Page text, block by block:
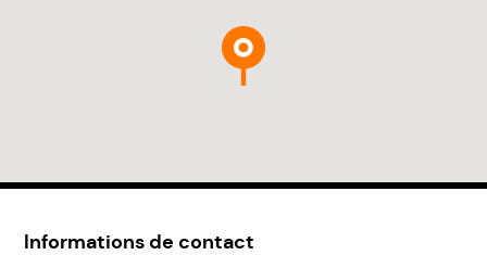
Adresses
contact
Informations de contact